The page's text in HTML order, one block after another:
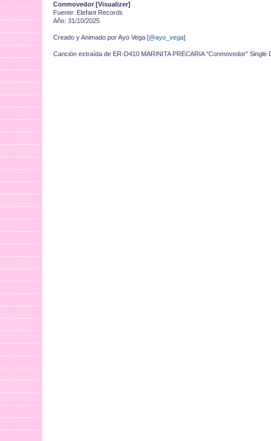
Conmovedor [Visualizer]
Fuente: Elefant Records
Año: 31/10/2025
Creado y Animado por Ayo Vega [@ayo_vega]
Canción extraída de ER-D410 MARINITA PRECARIA "Conmovedor" Single